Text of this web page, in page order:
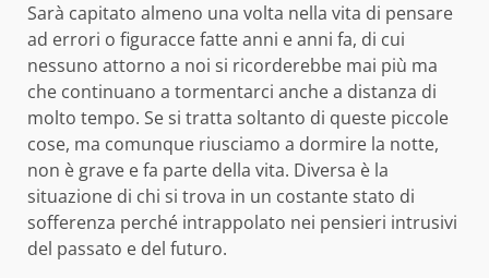
Sarà capitato almeno una volta nella vita di pensare
ad errori o figuracce fatte anni e anni fa, di cui
nessuno attorno a noi si ricorderebbe mai più ma
che continuano a tormentarci anche a distanza di
molto tempo. Se si tratta soltanto di queste piccole
cose, ma comunque riusciamo a dormire la notte,
non è grave e fa parte della vita. Diversa è la
situazione di chi si trova in un costante stato di
sofferenza perché intrappolato nei pensieri intrusivi
del passato e del futuro.